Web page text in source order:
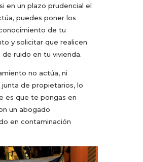
en un plazo prudencial el
puedes poner los
de tu
y solicitar que realicen
ruido en tu vivienda.
no actúa, ni
de propietarios, lo
es que te pongas en
un abogado
en contaminación